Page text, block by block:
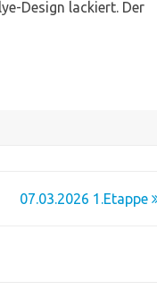
Design lackiert. Der
07.03.2026 1.Etappe